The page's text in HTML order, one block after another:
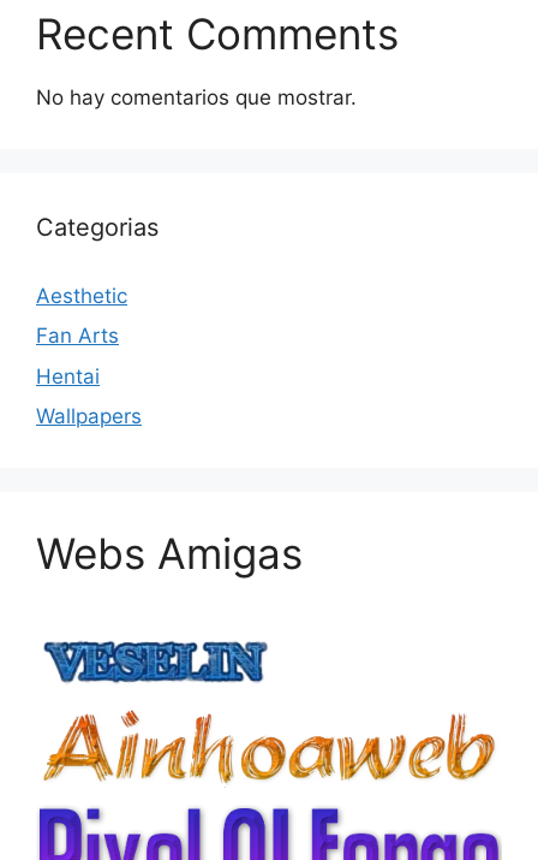
Recent Comments
No hay comentarios que mostrar.
Categorias
Aesthetic
Fan Arts
Hentai
Wallpapers
Webs Amigas